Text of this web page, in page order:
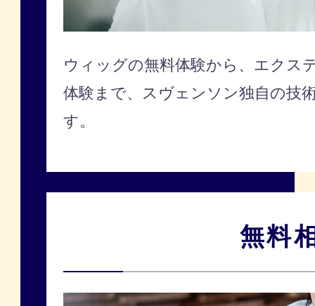
ウィッグの無料体験から、エクス
体験まで、スヴェンソン独自の技
す。
無料